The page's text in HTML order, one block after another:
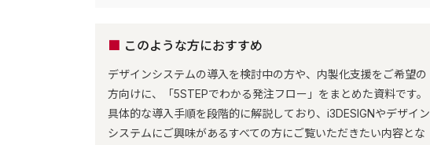
このような方におすすめ
デザインシステムの導入を検討中の方や、内製化支援をご希望の
方向けに、「5STEPでわかる発注フロー」をまとめた資料です。
具体的な導入手順を段階的に解説しており、i3DESIGNやデザイン
システムにご興味があるすべての方にご覧いただきたい内容とな